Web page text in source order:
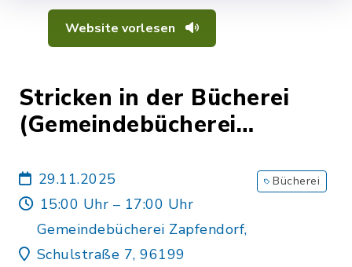
Website vorlesen
Stricken in der Bücherei
(Gemeindebücherei
29.11.2025
15:00 Uhr – 17:00 Uhr
Gemeindebücherei Zapfendorf,
Schulstraße 7, 96199
Bücherei